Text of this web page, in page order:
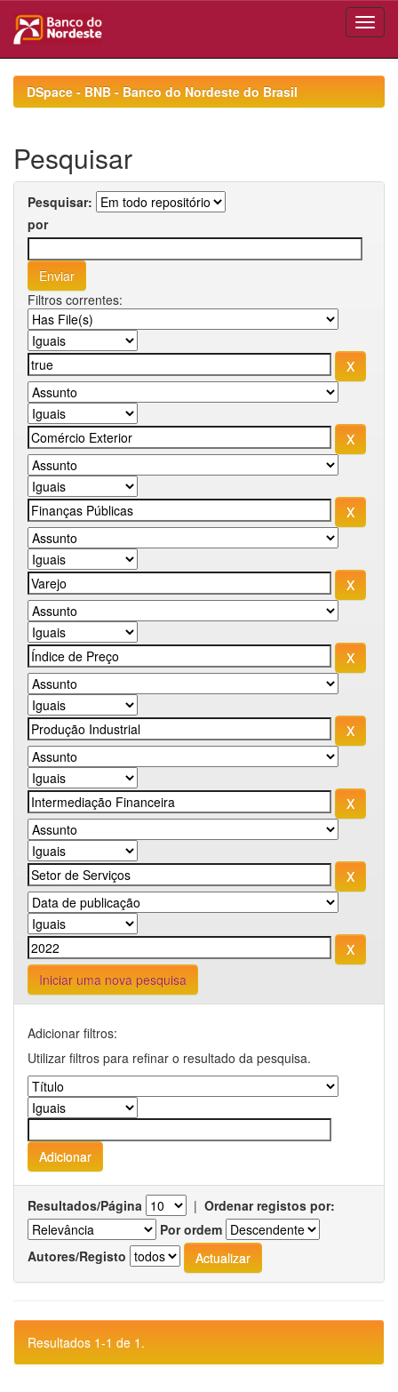
navigationDSpace - BNB - Banco do Nordeste do Brasil
Pesquisar
Pesquisar:
por
Filtros correntes:
Iniciar uma nova pesquisa
Adicionar filtros:
Utilizar filtros para refinar o resultado da pesquisa.
Resultados/Página | Ordenar registos por:
Por ordem
Autores/Registo
Resultados 1-1 de 1.